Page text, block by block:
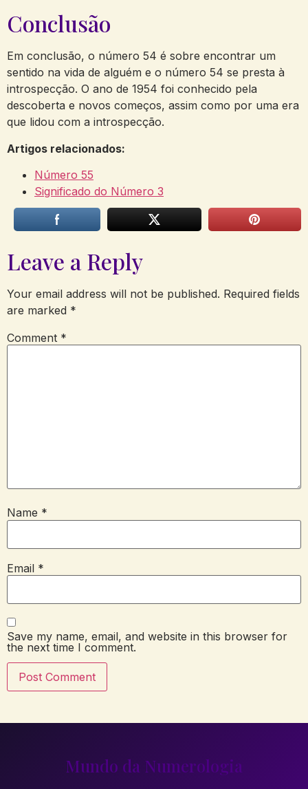
Conclusão
Em conclusão, o número 54 é sobre encontrar um
sentido na vida de alguém e o número 54 se presta à
introspecção. O ano de 1954 foi conhecido pela
descoberta e novos começos, assim como por uma era
que lidou com a introspecção.
Artigos relacionados:
Número 55
Significado do Número 3
Leave a Reply
Your email address will not be published. Required fields
are marked *
Comment *
Name *
Email *
Save my name, email, and website in this browser for
the next time I comment.
Mundo da Numerologia